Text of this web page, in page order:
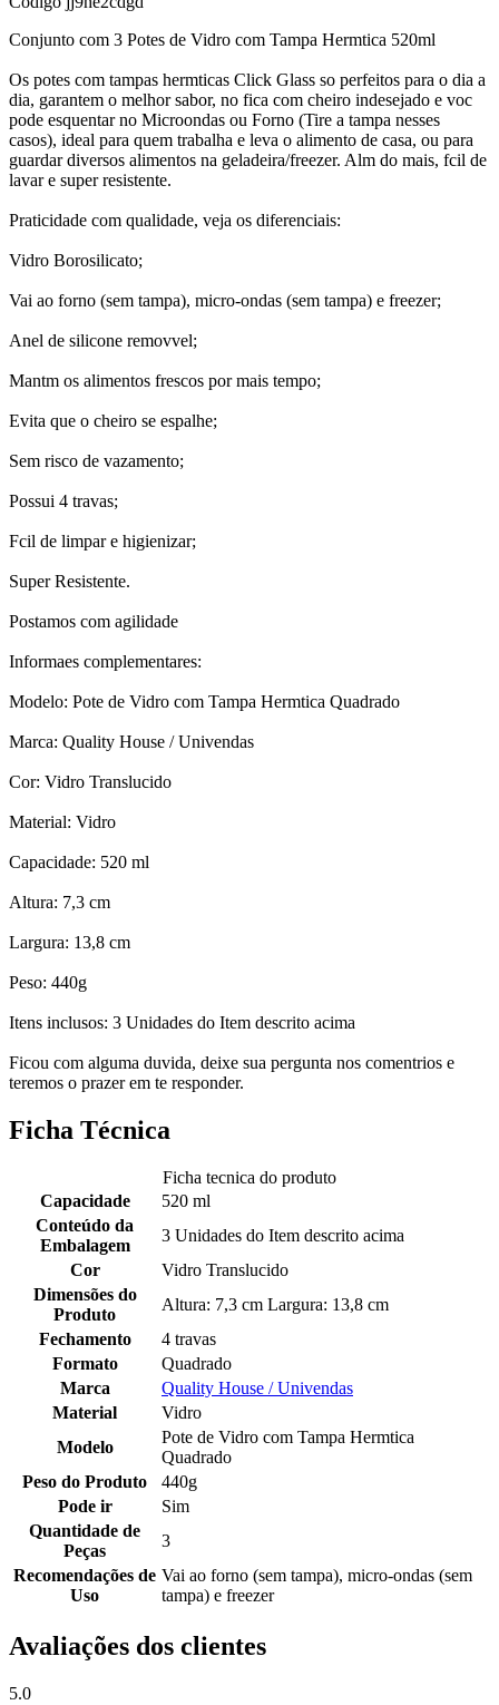
Conjunto com 3 Potes de Vidro com Tampa Hermtica 520ml
Os potes com tampas hermticas Click Glass so perfeitos para o dia a
dia, garantem o melhor sabor, no fica com cheiro indesejado e voc
pode esquentar no Microondas ou Forno (Tire a tampa nesses
casos), ideal para quem trabalha e leva o alimento de casa, ou para
guardar diversos alimentos na geladeira/freezer. Alm do mais, fcil de
lavar e super resistente.
Praticidade com qualidade, veja os diferenciais:
Vidro Borosilicato;
Vai ao forno (sem tampa), micro-ondas (sem tampa) e freezer;
Anel de silicone removvel;
Mantm os alimentos frescos por mais tempo;
Evita que o cheiro se espalhe;
Sem risco de vazamento;
Possui 4 travas;
Fcil de limpar e higienizar;
Super Resistente.
Postamos com agilidade
Informaes complementares:
Modelo: Pote de Vidro com Tampa Hermtica Quadrado
Marca: Quality House / Univendas
Cor: Vidro Translucido
Material: Vidro
Capacidade: 520 ml
Altura: 7,3 cm
Largura: 13,8 cm
Peso: 440g
Itens inclusos: 3 Unidades do Item descrito acima
Ficou com alguma duvida, deixe sua pergunta nos comentrios e
teremos o prazer em te responder.
Ficha Técnica
Ficha tecnica do produto
Capacidade
520 ml
Conteúdo da
Embalagem
3 Unidades do Item descrito acima
Cor
Vidro Translucido
Dimensões do
Produto
Altura: 7,3 cm Largura: 13,8 cm
Fechamento
4 travas
Formato
Quadrado
Marca
Quality House / Univendas
Material
Vidro
Modelo
Pote de Vidro com Tampa Hermtica
Quadrado
Peso do Produto
440g
Pode ir
Sim
Quantidade de
Peças
3
Recomendações de
Uso
Vai ao forno (sem tampa), micro-ondas (sem
tampa) e freezer
Avaliações dos clientes
5.0